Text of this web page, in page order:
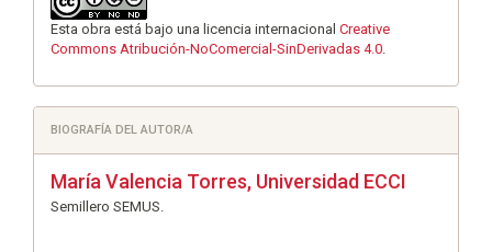
Esta obra está bajo una licencia internacional Creative
Commons Atribución-NoComercial-SinDerivadas 4.0.
BIOGRAFÍA DEL AUTOR/A
María Valencia Torres, Universidad ECCI
Semillero SEMUS.